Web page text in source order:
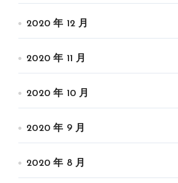
2020 年 12 月
2020 年 11 月
2020 年 10 月
2020 年 9 月
2020 年 8 月